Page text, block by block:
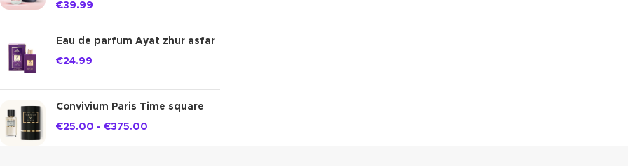
€39.99
Eau de parfum Ayat zhur asfar
€24.99
Convivium Paris Time square
€25.00 - €375.00